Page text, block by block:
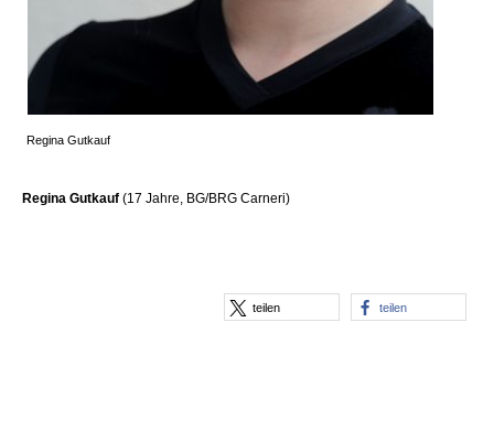
Regina Gutkauf
Regina Gutkauf (17 Jahre, BG/BRG Carneri)
teilen teilen